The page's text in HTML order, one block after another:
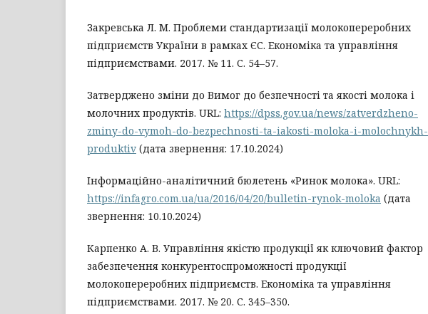
Закревська Л. М. Проблеми стандартизації молокопереробних
підприємств України в рамках ЄС. Економіка та управління
підприємствами. 2017. № 11. С. 54–57.
Затверджено зміни до Вимог до безпечності та якості молока і
молочних продуктів. URL: https://dpss.gov.ua/news/zatverdzheno-
zminy-do-vymoh-do-bezpechnosti-ta-iakosti-moloka-i-molochnykh-
produktiv (дата звернення: 17.10.2024)
Інформаційно-аналітичний бюлетень «Ринок молока». URL:
https://infagro.com.ua/ua/2016/04/20/bulletin-rynok-moloka (дата
звернення: 10.10.2024)
Карпенко А. В. Управління якістю продукції як ключовий фактор
забезпечення конкурентоспроможності продукції
молокопереробних підприємств. Економіка та управління
підприємствами. 2017. № 20. С. 345–350.